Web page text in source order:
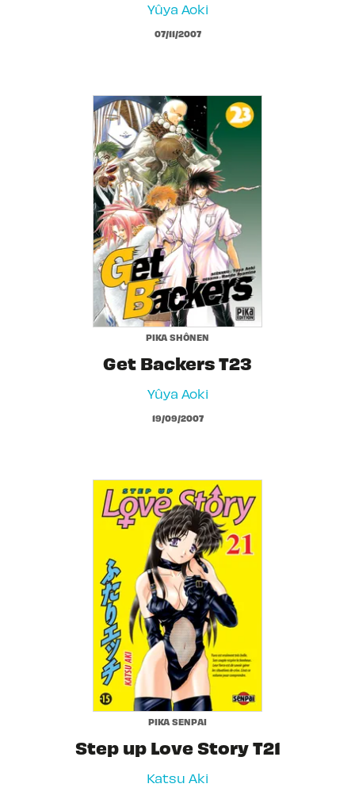
Yûya Aoki
07/11/2007
PIKA SHÔNEN
Get Backers T23
Yûya Aoki
19/09/2007
PIKA SENPAI
Step up Love Story T21
Katsu Aki